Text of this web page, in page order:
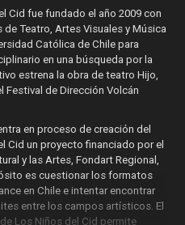
Cid fue fundado el año 2009 con
de Teatro, Artes Visuales y Música
Católica de Chile para
en una búsqueda por la
estrena la obra de teatro Hijo,
Festival de Dirección Volcán
en proceso de creación del
Cid un proyecto financiado por el
y las Artes, Fondart Regional,
es cuestionar los formatos
en Chile e intentar encontrar
entre los campos artísticos. El
Los Niños del Cid permite